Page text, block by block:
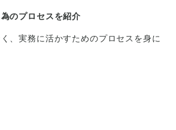
のプロセスを紹介
、実務に活かすためのプロセスを身に